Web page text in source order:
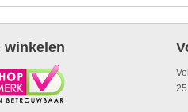
winkelen